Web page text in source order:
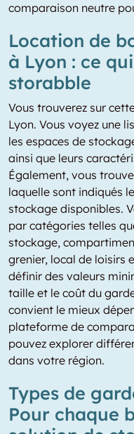
comparaison neutre
Location de
à Lyon : ce
storabble
Vous trouverez sur
Lyon. Vous voyez une
les espaces de
ainsi que leurs
Également, vous
laquelle sont indiqués
stockage disponibles.
par catégories telles
stockage,
grenier, local de loisirs
définir des valeurs
taille et le coût du
convient le mieux
plateforme de
pouvez explorer
dans votre région.
Types de
Pour chaque